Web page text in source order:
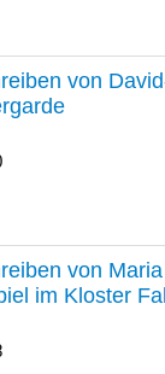
von
von
im Kloster